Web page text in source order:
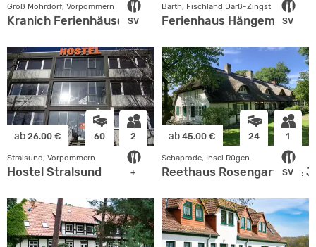
SV
Groß Mohrdorf, Vorpommern
Kranich Ferienhäuser SV
Barth, Fischland Darß-Zingst
Ferienhaus Hängematte
ab 26.00 € 60 2
+
Stralsund, Vorpommern
Hostel Stralsund
ab 45.00 € 24 1
SV
Schaprode, Insel Rügen
Reethaus Rosengarten &